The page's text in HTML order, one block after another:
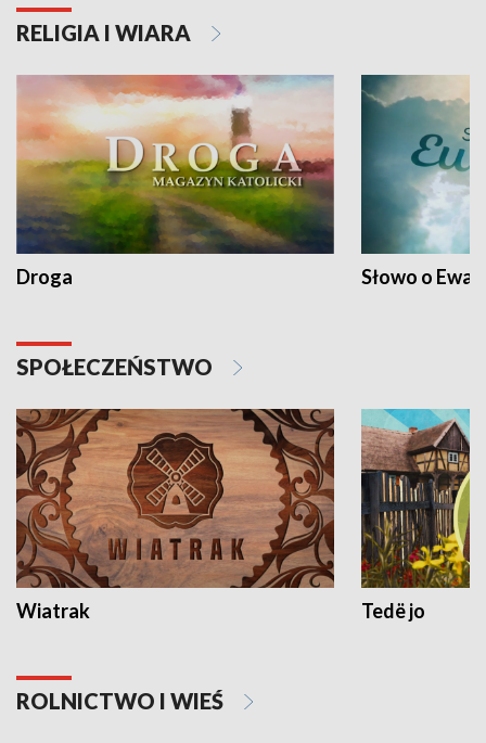
RELIGIA I WIARA
Droga Słowo o
SPOŁECZEŃSTWO
Wiatrak Tedë jo
ROLNICTWO I WIEŚ